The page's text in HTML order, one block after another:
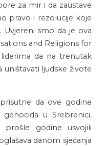
za mir i da zaustave
pravo i rezolucije koje
Uvjereni smo da je ova
and Religions for
da na trenutak
ljudske živote
da ove godine
genocida u Srebrenici,
godine usvojili
danom sjećanja